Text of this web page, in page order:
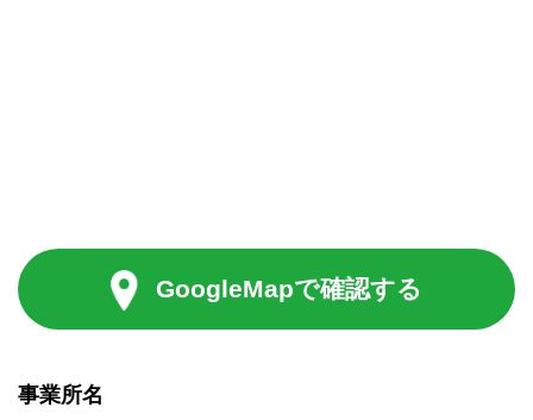
GoogleMapで確認する
事業所名